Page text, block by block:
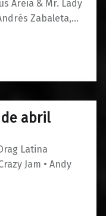
Areia & Mr. Lady
Zabaleta,…
de abril
Latina
Jam • Andy